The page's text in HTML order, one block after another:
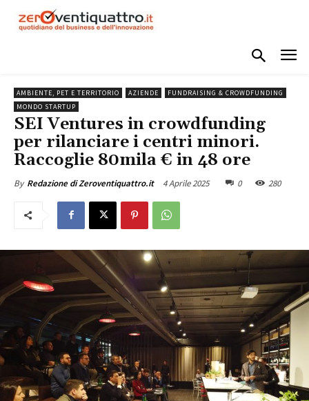
AMBIENTE, PET E TERRITORIO AZIENDE
FUNDRAISING & CROWDFUNDING
MONDO STARTUP
SEI Ventures in crowdfunding
per rilanciare i centri minori.
Raccoglie 80mila € in 48 ore
By Redazione di Zeroventiquattro.it 4 Aprile 2025 0 280